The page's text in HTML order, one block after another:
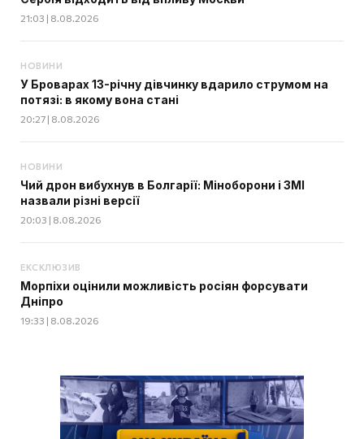
21:03 | 8.08.2026
НОВИНИ
У Броварах 13-річну дівчинку вдарило струмом на
потязі: в якому вона стані
20:27 | 8.08.2026
НОВИНИ
Чий дрон вибухнув в Болгарії: Міноборони і ЗМІ
назвали різні версії
20:03 | 8.08.2026
ЕКСКЛЮЗИВ
Морпіхи оцінили можливість росіян форсувати
Дніпро
19:33 | 8.08.2026